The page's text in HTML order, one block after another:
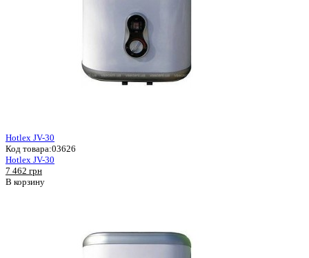
Hotlex JV-30
Код товара:03626
Hotlex JV-30
7 462 грн
В корзину